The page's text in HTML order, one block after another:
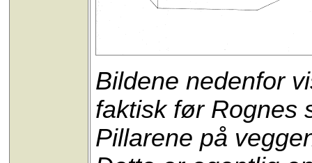
Bildene nedenfor
faktisk før Rognes
Pillarene på